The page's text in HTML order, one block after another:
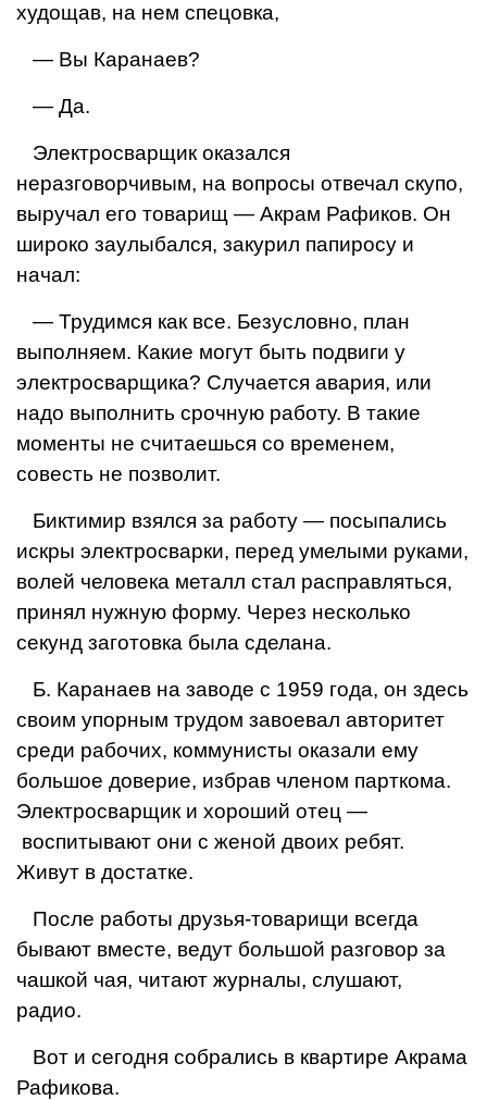
худо­щав, на нем спецовка,
— Вы Каранаев?
— Да.
Электросварщик оказал­ся
неразговорчивым, на вопросы отвечал скупо,
вы­ручал его товарищ — Акрам Рафиков. Он
широко заулы­бался, закурил папиросу и
начал:
— Трудимся как все. Бе­зусловно, план
выполняем. Какие могут быть подвиги у
электросварщика? Случает­ся авария, или
надо выпол­нить срочную работу. В та­кие
моменты не считаешься со временем,
совесть не по­зволит.
Биктимир взялся за рабо­ту — посыпались
искры элек­тросварки, перед умелыми руками,
волей человека ме­талл стал расправляться,
принял нужную форму. Че­рез несколько
секунд заготовка была сделана.
Б. Каранаев на заводе с 1959 года, он здесь
своим упорным трудом завоевал авторитет
среди рабочих, коммунисты оказали ему
большое доверие, избрав членом парткома.
Электро­сварщик и хороший отец —
воспитывают они с женой двоих ребят.
Живут в достатке.
После работы друзья-то­варищи всегда
бывают вместе, ведут большой разговор за
чашкой чая, читают журналы, слушают,
радио.
Вот и сегодня собрались в квартире Акрама
Рафикова.